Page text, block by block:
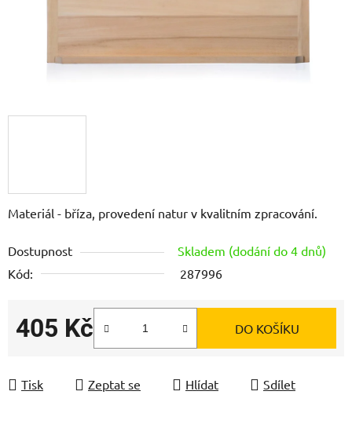
Materiál - bříza, provedení natur v kvalitním zpracování.
Dostupnost
Skladem (dodání do 4 dnů)
Kód:
287996
405 Kč DO KOŠÍKU
Tisk Zeptat se Hlídat Sdílet